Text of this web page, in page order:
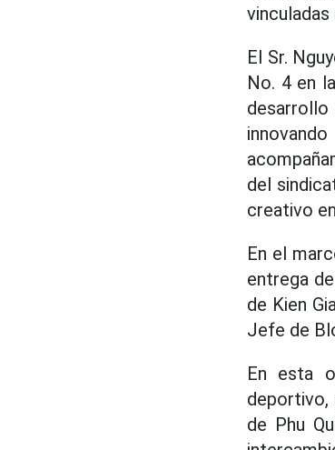
El Sr.
No. 4 en
desarrollo
del
creativo
En el
entrega
de Kien
Jefe de
En esta
deportivo,
de Phu